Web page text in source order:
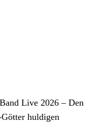
Live 2026 – Den
huldigen